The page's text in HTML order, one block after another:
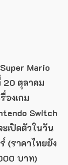
Mario
20 ตุลาคม
องเกม
Switch
เปิดตัวในวัน
(ราคาไทยยัง
บาท)